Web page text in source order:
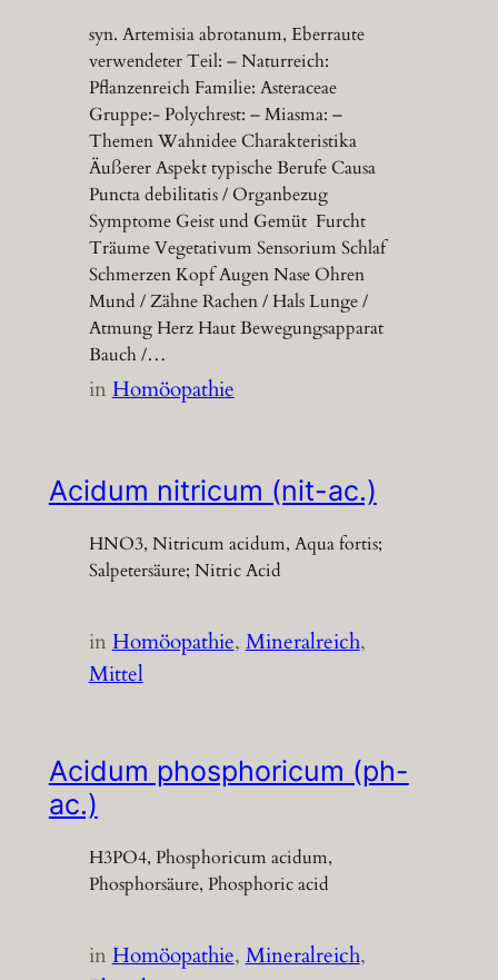
syn. Artemisia abrotanum, Eberraute
verwendeter Teil: – Naturreich:
Pflanzenreich Familie: Asteraceae
Gruppe:- Polychrest: – Miasma: –
Themen Wahnidee Charakteristika
Äußerer Aspekt typische Berufe Causa
Puncta debilitatis / Organbezug
Symptome Geist und Gemüt Furcht
Träume Vegetativum Sensorium Schlaf
Schmerzen Kopf Augen Nase Ohren
Mund / Zähne Rachen / Hals Lunge /
Atmung Herz Haut Bewegungsapparat
Bauch /…
inHomöopathie
Acidum nitricum (nit-ac.)
HNO3, Nitricum acidum, Aqua fortis;
Salpetersäure; Nitric Acid
inHomöopathie, Mineralreich
Mittel
Acidum phosphoricum (ph-
ac.)
H3PO4, Phosphoricum acidum,
Phosphorsäure, Phosphoric acid
inHomöopathie, Mineralreich